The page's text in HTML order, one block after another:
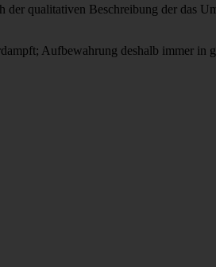
qualitativen Beschreibung der das
Aufbewahrung deshalb immer in